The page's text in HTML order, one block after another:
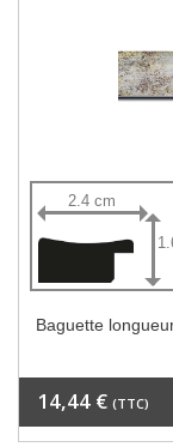
2.4 cm
Baguette
14,44 € (TTC)